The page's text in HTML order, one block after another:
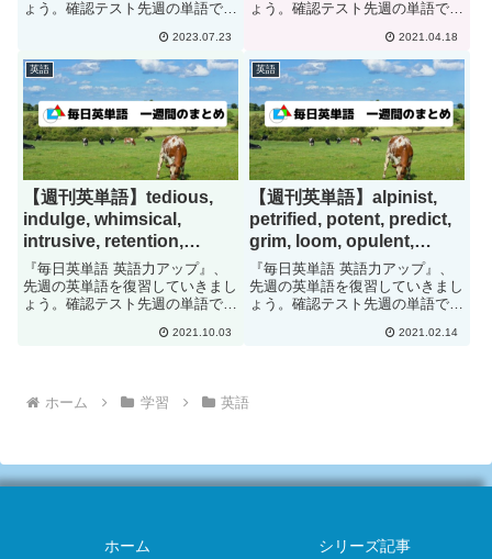
ょう。確認テスト先週の単語で
repudiateaugmenttear
intotumultuoustenureproceedinge
ndorsedimin...
2023.07.23
ょう。確認テスト先週の単語で
decipherefficaciousteasealbeitgra
ve conditioneke out a livingcr...
2021.04.18
英語
【週刊英単語】tedious,
indulge, whimsical,
intrusive, retention,
enticing[#91]
『毎日英単語 英語力アップ』、
先週の英単語を復習していきまし
ょう。確認テスト先週の単語で
tediousindulgewhimsicalintrusiver
2021.10.03
英語
【週刊英単語】alpinist,
petrified, potent, predict,
grim, loom, opulent,
aptly[#58]
『毎日英単語 英語力アップ』、
先週の英単語を復習していきまし
ょう。確認テスト先週の単語で
alpinistpetrifiedpotentpredictgriml
2021.02.14
ホーム 学習 英語
ホーム シリーズ記事